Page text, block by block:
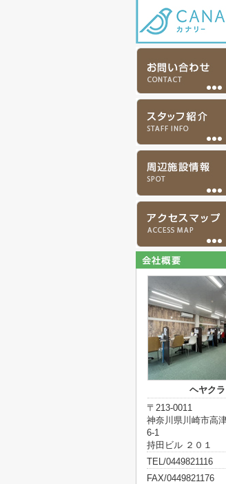
ヘヤク
〒213-0011
神奈川県川崎市高
6-1
持田ビル ２０１
TEL/0449821116
FAX/0449821176